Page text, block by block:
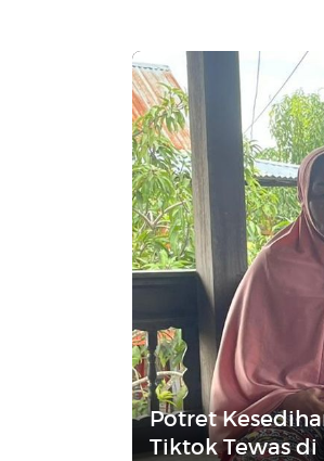
Potret
Tiktok Tewas di